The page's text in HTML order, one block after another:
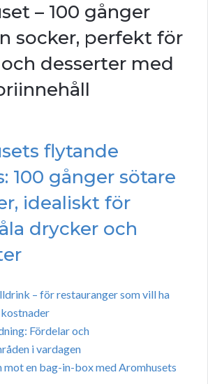
– 100 gånger
socker, perfekt för
desserter med
flytande
100 gånger sötare
idealiskt för
drycker och
– för restauranger som vill ha
Fördelar och
i vardagen
mot en bag-in-box med Aromhusets